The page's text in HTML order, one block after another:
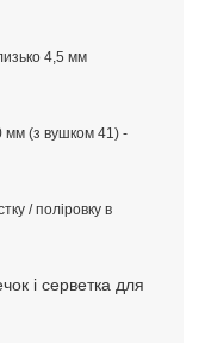
4,5 мм
мм (з вушком 41) -
/ поліровку в
і серветка для